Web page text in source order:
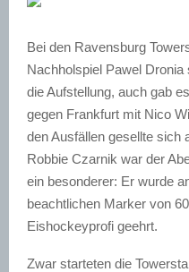
Bei den Ravensburg
Nachholspiel Pawel
die Aufstellung, auch gab
gegen Frankfurt mit Nico
den Ausfällen gesellte sich
Robbie Czarnik war der
ein besonderer: Er wurde
beachtlichen Marker von
Eishockeyprofi geehrt.
Zwar starteten die